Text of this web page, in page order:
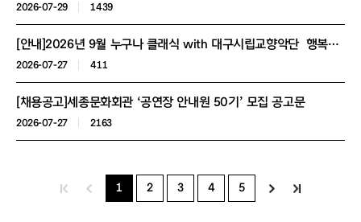
2026-07-29 1439
[안내]2026년 9월 누구나 클래식 with 대구시립교향악단 행복동행석(다자녀 가족/보훈대상자/군복무 청년/북한이탈주민) 신청 안내
2026-07-27 411
[채용공고]세종문화회관 ‘공연장 안내원 50기’ 모집 공고문
2026-07-27 2163
1 2 3 4 5